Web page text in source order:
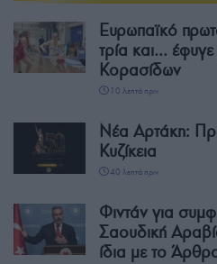
Ευρωπαϊκό
τρία και… έφυγε
Κορασίδων
10 λεπτά πριν
Νέα Αρτάκη:
Κυζίκεια
40 λεπτά πριν
Φιντάν για
Σαουδική
ίδια με το